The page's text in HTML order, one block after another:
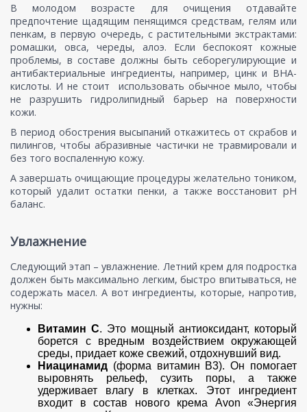
В молодом возрасте для очищения отдавайте
предпочтение щадящим пенящимся средствам, гелям или
пенкам, в первую очередь, с растительными экстрактами:
ромашки, овса, череды, алоэ. Если беспокоят кожные
проблемы, в составе должны быть себорегулирующие и
антибактериальные ингредиенты, например, цинк и BHA-
кислоты. И не стоит использовать обычное мыло, чтобы
не разрушить гидролипидный барьер на поверхности
кожи.
В период обострения высыпаний откажитесь от скрабов и
пилингов, чтобы абразивные частички не травмировали и
без того воспаленную кожу.
А завершать очищающие процедуры желательно тоником,
который удалит остатки пенки, а также восстановит pH
баланс.
Увлажнение
Следующий этап – увлажнение. Летний крем для подростка
должен быть максимально легким, быстро впитываться, не
содержать масел. А вот ингредиенты, которые, напротив,
нужны:
Витамин С. Это мощный антиоксидант, который
борется с вредным воздействием окружающей
среды, придает коже свежий, отдохнувший вид.
Ниацинамид (форма витамин В3). Он помогает
выровнять рельеф, сузить поры, а также
удерживает влагу в клетках. Этот ингредиент
входит в состав нового крема Avon «Энергия